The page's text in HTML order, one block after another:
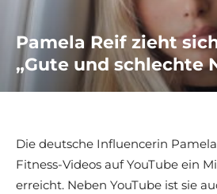
Pamela Reif zieht
„Gute und schlechte
Die deutsche Influencerin
Fitness-Videos auf YouTube ein
erreicht. Neben YouTube ist sie